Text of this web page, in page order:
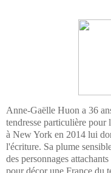
Anne-Gaëlle Huon a 36
tendresse particulière pour
à New York en 2014 lui
l'écriture. Sa plume
des personnages
pour décor une France du